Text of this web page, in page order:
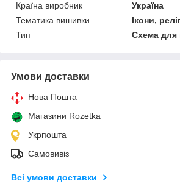
Країна виробник
Україна
Тематика вишивки
Ікони,
Тип
Схема для
Умови доставки
Нова Пошта
Магазини Rozetka
Укрпошта
Самовивіз
Всі умови доставки